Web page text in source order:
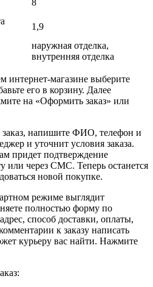
1,9
наружная отделка,
внутренняя отделка
интернет-магазине выберите
его в корзину. Далее
на «Оформить заказ» или
заказ, напишите ФИО, телефон и
и уточнит условия заказа.
придет подтверждение
или через СМС. Теперь останется
новой покупке.
режиме выглядит
полностью форму по
способ доставки, оплаты,
к заказу написать
курьеру вас найти. Нажмите